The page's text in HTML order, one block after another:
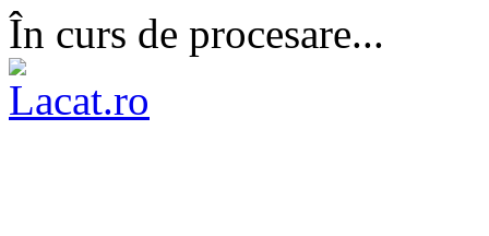
În curs de procesare...